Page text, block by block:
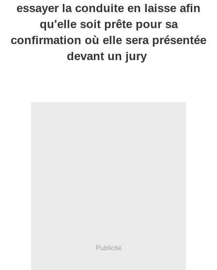
essayer la conduite en laisse afin
qu'elle soit prête pour sa
confirmation où elle sera présentée
devant un jury
Publicité